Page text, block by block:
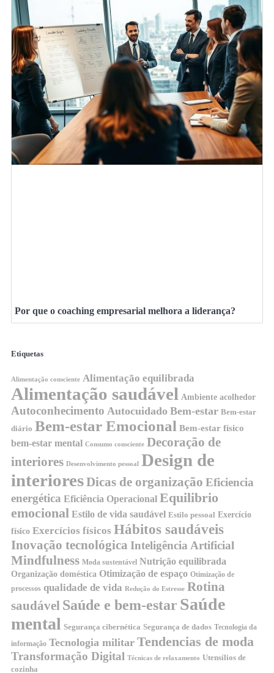
Por que o coaching empresarial melhora a liderança?
Etiquetas
Alimentação consciente Alimentação equilibrada
Alimentação saudável Ambiente acolhedor
Autoconhecimento Autocuidado Bem-estar Bem-estar
diário Bem-estar Emocional Bem-estar físico
bem-estar mental Consumo consciente Decoração de
interiores Desenvolvimento pessoal
Design de
interioresDicas de organização Eficiencia
energética Eficiência Operacional Equilibrio
emocional Estilo de vida saudável Estilo pessoal Exercício
físico Exercícios físicos Hábitos saudáveis
Inovação tecnológica Inteligência Artificial
Mindfulness Moda sustentável Nutrição equilibrada
Organização doméstica Otimização de espaço Otimização de
processos qualidade de vida Redução do Estresse Rotina
saudável Saúde e bem-estar Saúde
mental Segurança cibernética Segurança de dados Tecnologia da
informação Tecnologia militar Tendencias de moda
Transformação Digital Técnicas de relaxamento Utensílios de
cozinha